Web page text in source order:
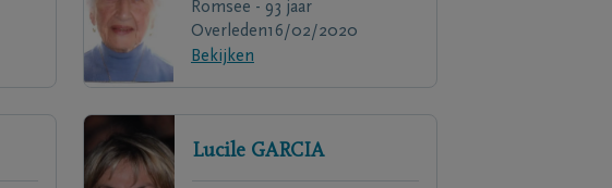
Romsee - 93 jaar
Overleden16/02/2020
Bekijken
Lucile GARCIA